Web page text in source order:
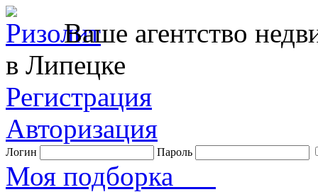
Ваше агентство
в Липецке
Регистрация
Авторизация
Логин Пароль
Моя подборка